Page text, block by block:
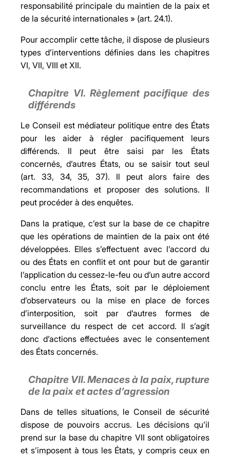
responsabilité principale du maintien de la paix et
de la sécurité internationales » (art. 24.1).
Pour accomplir cette tâche, il dispose de plusieurs
types d’interventions définies dans les chapitres
VI, VII, VIII et XII.
Chapitre VI.Règlement pacifique des
différends
Le Conseil est médiateur politique entre des États
pour les aider à régler pacifiquement leurs
différends. Il peut être saisi par les États
concernés, d’autres États, ou se saisir tout seul
(art. 33, 34, 35, 37). Il peut alors faire des
recommandations et proposer des solutions. Il
peut procéder à des enquêtes.
Dans la pratique, c’est sur la base de ce chapitre
que les opérations de maintien de la paix ont été
développées. Elles s’effectuent avec l’accord du
ou des États en conflit et ont pour but de garantir
l’application du cessez-le-feu ou d’un autre accord
conclu entre les États, soit par le déploiement
d’observateurs ou la mise en place de forces
d’interposition, soit par d’autres formes de
surveillance du respect de cet accord. Il s’agit
donc d’actions effectuées avec le consentement
des États concernés.
Chapitre VII.Menaces à la paix, rupture
de la paix et actes d’agression
Dans de telles situations, le Conseil de sécurité
dispose de pouvoirs accrus. Les décisions qu’il
prend sur la base du chapitre VII sont obligatoires
et s’imposent à tous les États, y compris ceux en